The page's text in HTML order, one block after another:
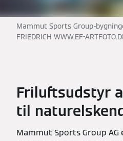
Mammut Sports Group-
FRIEDRICH WWW.EF-
Friluftsudstyr
til
Mammut Sports Group AG